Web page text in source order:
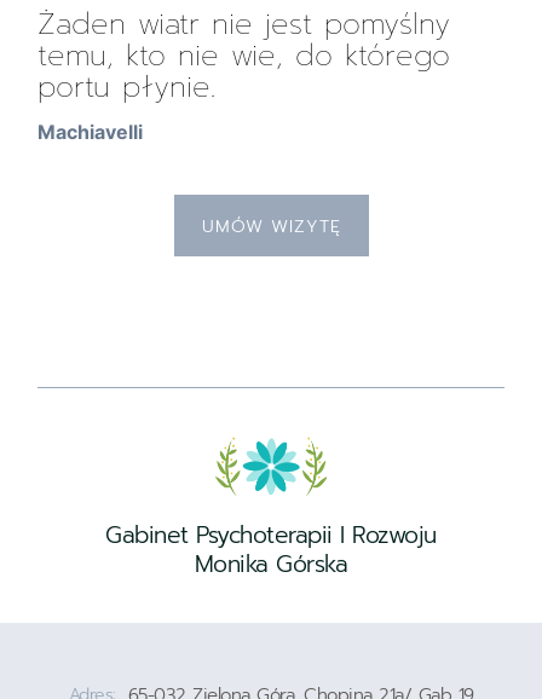
Żaden wiatr nie jest pomyślny
temu, kto nie wie, do którego
portu płynie.
Machiavelli
UMÓW WIZYTĘ
Gabinet Psychoterapii I Rozwoju
Monika Górska